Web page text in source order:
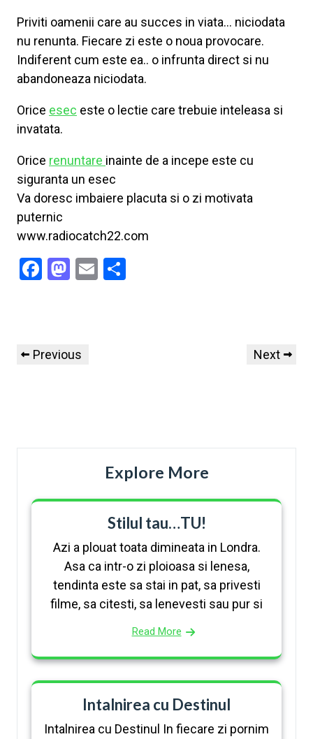
Priviti oamenii care au succes in viata… niciodata
nu renunta. Fiecare zi este o noua provocare.
Indiferent cum este ea.. o infrunta direct si nu
abandoneaza niciodata.
Orice esec este o lectie care trebuie inteleasa si
invatata.
Orice renuntare inainte de a incepe este cu
siguranta un esec
Va doresc imbaiere placuta si o zi motivata
puternic
www.radiocatch22.com
Facebook
Mastodon
Email
Previous Next
Explore More
Stilul tau…TU!
Azi a plouat toata dimineata in Londra.
Asa ca intr-o zi ploioasa si lenesa,
tendinta este sa stai in pat, sa privesti
filme, sa citesti, sa lenevesti sau pur si
Read More
Intalnirea cu Destinul
Intalnirea cu Destinul In fiecare zi pornim